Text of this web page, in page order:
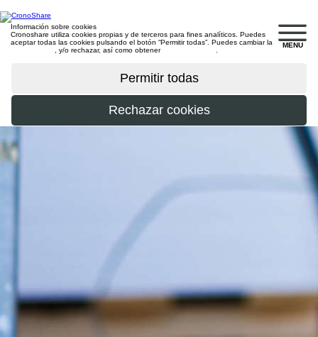
MENU
Información sobre cookies
Cronoshare utiliza cookies propias y de terceros para fines analíticos. Puedes
aceptar todas las cookies pulsando el botón “Permitir todas”. Puedes cambiar la
, y/o rechazar, así como obtener